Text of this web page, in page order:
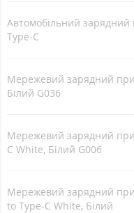
Автомобільний зарядний
Type-C
Мережевий зарядний
Білий G036
Мережевий зарядний
C White, Білий G006
Мережевий зарядний
to Type-C White, Білий